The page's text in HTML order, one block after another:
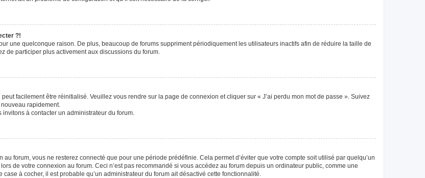
?!
une quelconque raison. De plus, beaucoup de forums suppriment périodiquement les utilisateurs inactifs afin de réduire la taille de
de participer plus activement aux discussions du forum.
facilement être réinitialisé. Veuillez vous rendre sur la page de connexion et cliquer sur « J’ai perdu mon mot de passe ». Suivez
rapidement.
à contacter un administrateur du forum.
forum, vous ne resterez connecté que pour une période prédéfinie. Cela permet d’éviter que votre compte soit utilisé par quelqu’un
de votre connexion au forum. Ceci n’est pas recommandé si vous accédez au forum depuis un ordinateur public, comme une
à cocher, il est probable qu’un administrateur du forum ait désactivé cette fonctionnalité.